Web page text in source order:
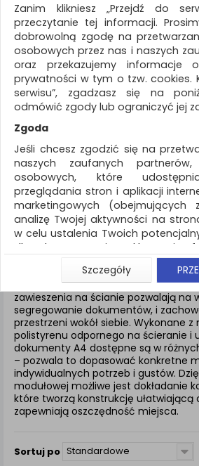
KATEGORIE
WSZYSTKIE KATEGORIE
FILTRY
REKLAMA
AKTUALNOŚCI
Drobne akcesoria biurowe
ZNALEZIONYCH PRODUKTÓW: 1
PÓŁKI
Półki na dokumenty przeznaczone
zawieszenia na ścianie pozwalają na
segregowanie dokumentów, i
przestrzeni wokół siebie. Wykonane
polistyrenu odpornego na ścieranie i
dokumenty A4 dostępne są w
– pozwala to dopasować konkretne
indywidualnych potrzeb i gustów.
modułowej możliwe jest dokładanie
które tworzą konstrukcję ułatwiającą
zapewniają oszczędność miejsca.
Sortuj po Standardowe
Zanim klikniesz „Przejdź do
przeczytanie tej informacji.
dobrowolną zgodę na
osobowych przez nas i naszych
oraz przekazujemy informacje
prywatności w tym o tzw. cookies.
serwisu”, zgadzasz się na
odmówić zgody lub ograniczyć jej
Zgoda
Jeśli chcesz zgodzić się na
naszych zaufanych
osobowych, które
przeglądania stron i aplikacji
marketingowych (obejmujących
analizę Twojej aktywności na
w celu ustalenia Twoich
dla dostosowania reklamy i
umieszczanie tzw. cookies na
ich odczytywanie, kliknij przycisk
Jeśli nie chcesz wyrazić zgody
zakres, kliknij „Szczegóły”, gdzie
informacje o tym jak to zrobić . Te
znajdziesz także na
prywatności obowiązującą od 25
W przypadku użytkowników
umożliwić prawidłową realizację
związane z tym prawidłowe
www, a w szczególności np.
zamówienia na Państwa
Państwu prawidłowych
cenach indywidualnych,
Szczegóły